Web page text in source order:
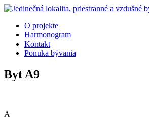
O projekte
Harmonogram
Kontakt
Ponuka bývania
Byt A9
A